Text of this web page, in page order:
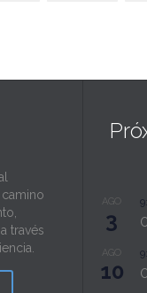
través
AGO
3
AGO
10